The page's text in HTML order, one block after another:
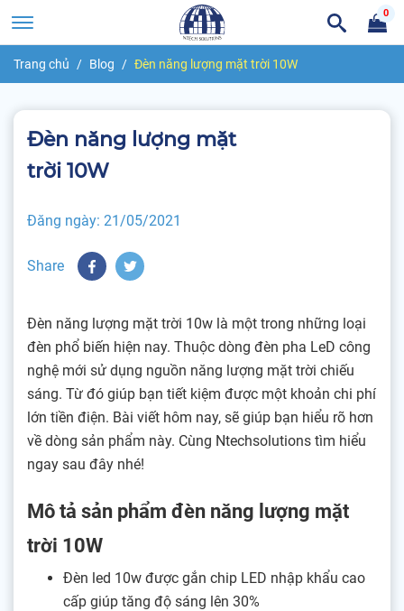
Trang chủ Blog Đèn năng lượng mặt trời 10W
Đèn năng lượng mặt
trời 10W
Đăng ngày: 21/05/2021
Share
Đèn năng lượng mặt trời 10w là một trong những loại
đèn phổ biến hiện nay. Thuộc dòng đèn pha LeD công
nghệ mới sử dụng nguồn năng lượng mặt trời chiếu
sáng. Từ đó giúp bạn tiết kiệm được một khoản chi phí
lớn tiền điện. Bài viết hôm nay, sẽ giúp bạn hiểu rõ hơn
về dòng sản phẩm này. Cùng Ntechsolutions tìm hiểu
ngay sau đây nhé!
Mô tả sản phẩm đèn năng lượng mặt
trời 10W
Đèn led 10w được gắn chip LED nhập khẩu cao
cấp giúp tăng độ sáng lên 30%
0